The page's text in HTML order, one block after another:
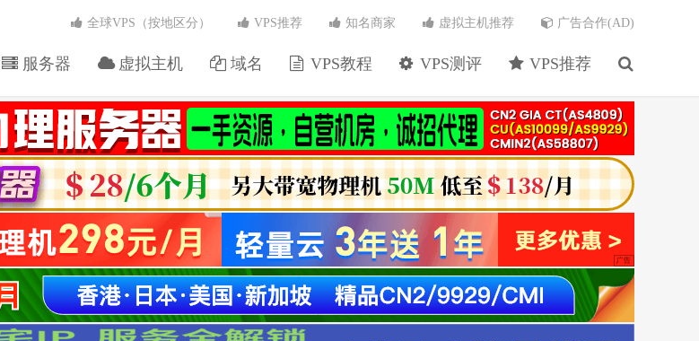
服务器 虚拟主机 域名 VPS教程 VPS测评 VPS推荐
全球VPS（按地区分） VPS推荐 知名商家 虚拟主机推荐 广告合作(AD)